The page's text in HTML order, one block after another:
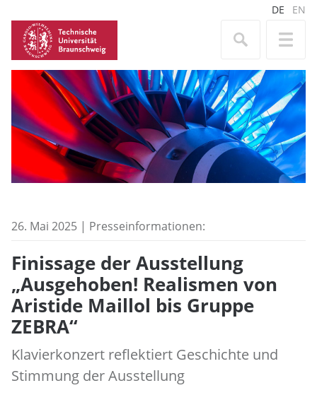
DE EN
26. Mai 2025 | Presseinformationen:
Finissage der Ausstellung
„Ausgehoben! Realismen von
Aristide Maillol bis Gruppe
ZEBRA“
Klavierkonzert reflektiert Geschichte und
Stimmung der Ausstellung